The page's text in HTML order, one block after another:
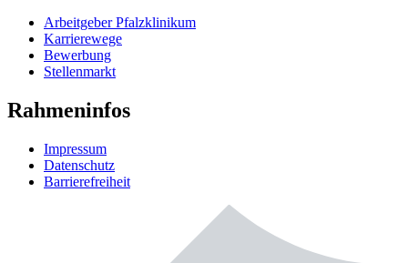
Arbeitgeber Pfalzklinikum
Karrierewege
Bewerbung
Stellenmarkt
Rahmeninfos
Impressum
Datenschutz
Barrierefreiheit